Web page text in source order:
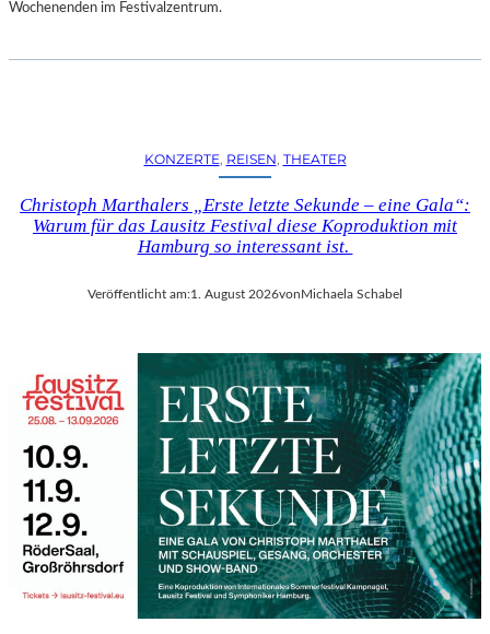
W
S
C
H
N
N
S
T
Ü
H
L
E
N
“
–
A
U
Wochenenden im Festivalzentrum.
KONZERTE, REISEN THEATER
Christoph Marthalers „Erste letzte Sekunde – eine Gala“:
Warum für das Lausitz Festival diese Koproduktion mit
Hamburg so interessant ist.
Veröffentlicht am:1. August 2026vonMichaela Schabel